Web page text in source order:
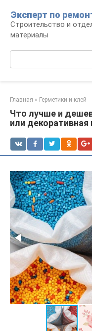
контенту
Эксперт по
Строительство и
материалы
Главная » Герметики и клей
Что лучше и
или декоративная